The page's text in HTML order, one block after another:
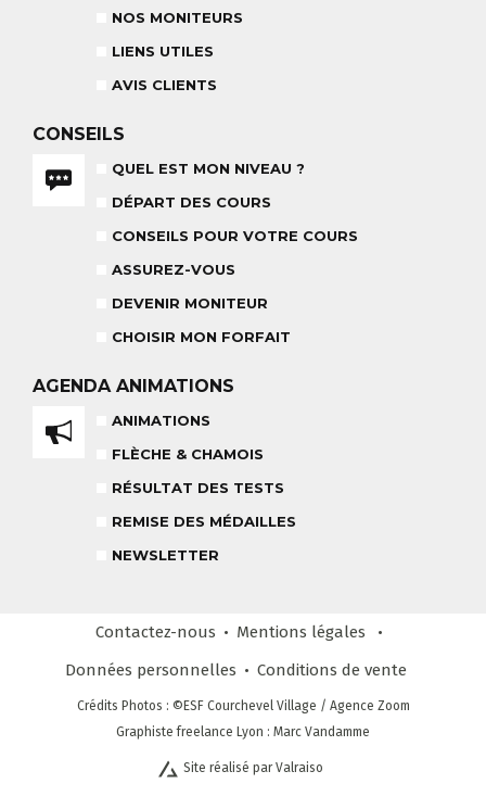
LIENS UTILES
CARRÉ NEIGE
DEVENIR MONITEUR
REMISE DES MÉDAILLES
LE VENDREDI
CLUB LOISIRS
TEAM RIDER
COURS PRIVÉ APRÈS-MIDI
NOS MONITEURS
LIENS UTILES
AVIS CLIENTS
CONSEILS
QUEL EST MON NIVEAU ?
DÉPART DES COURS
CONSEILS POUR VOTRE COURS
ASSUREZ-VOUS
DEVENIR MONITEUR
CHOISIR MON FORFAIT
AGENDA ANIMATIONS
ANIMATIONS
FLÈCHE & CHAMOIS
RÉSULTAT DES TESTS
REMISE DES MÉDAILLES
NEWSLETTER
Contactez-nous
Mentions légales
Données personnelles
Conditions de vente
Crédits Photos : ©ESF Courchevel Village / Agence Zoom
Graphiste freelance Lyon : Marc Vandamme
Site réalisé par Valraiso